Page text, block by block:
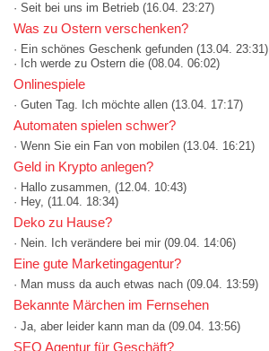
· Seit bei uns im Betrieb (16.04. 23:27)
Was zu Ostern verschenken?
· Ein schönes Geschenk gefunden (13.04. 23:31)
· Ich werde zu Ostern die (08.04. 06:02)
Onlinespiele
· Guten Tag. Ich möchte allen (13.04. 17:17)
Automaten spielen schwer?
· Wenn Sie ein Fan von mobilen (13.04. 16:21)
Geld in Krypto anlegen?
· Hallo zusammen, (12.04. 10:43)
· Hey, (11.04. 18:34)
Deko zu Hause?
· Nein. Ich verändere bei mir (09.04. 14:06)
Eine gute Marketingagentur?
· Man muss da auch etwas nach (09.04. 13:59)
Bekannte Märchen im Fernsehen
· Ja, aber leider kann man da (09.04. 13:56)
SEO Agentur für Geschäft?